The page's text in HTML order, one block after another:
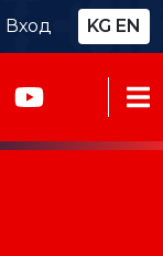
Вход KG EN